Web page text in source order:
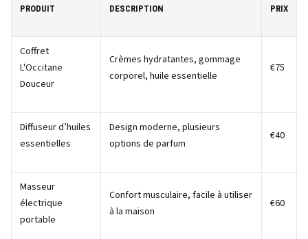
PRODUIT DESCRIPTION PRIX
Coffret
L'Occitane
Douceur
Crèmes hydratantes, gommage
corporel, huile essentielle
€75
Diffuseur d’huiles
essentielles
Design moderne, plusieurs
options de parfum
€40
Masseur
électrique
portable
Confort musculaire, facile à utiliser
à la maison
€60